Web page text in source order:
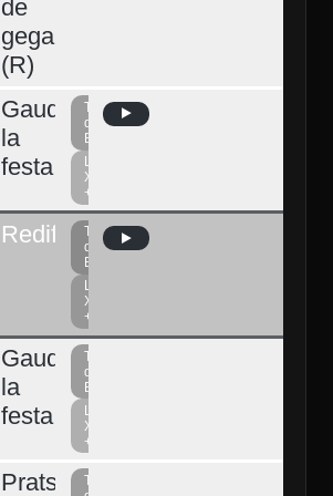
de
gegants
(R)
Gaudeix
la
festa
Televisió
del
Berguedà
La
Xarxa
+
RedifusióTelevisió
del
Berguedà
La
Xarxa
+
Gaudeix
la
festa
Televisió
del
Berguedà
La
Xarxa
+
Prats
Televisió